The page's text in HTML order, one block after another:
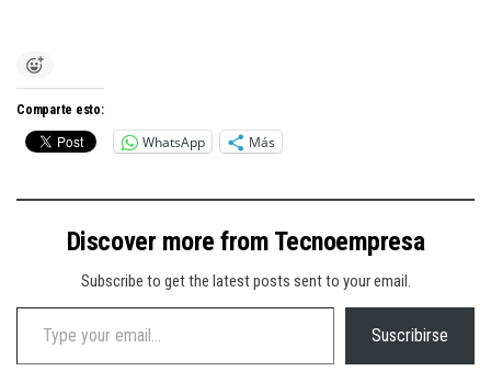
Comparte esto:
WhatsApp Más
Discover more from Tecnoempresa
Subscribe to get the latest posts sent to your email.
Type your email…
Suscribirse